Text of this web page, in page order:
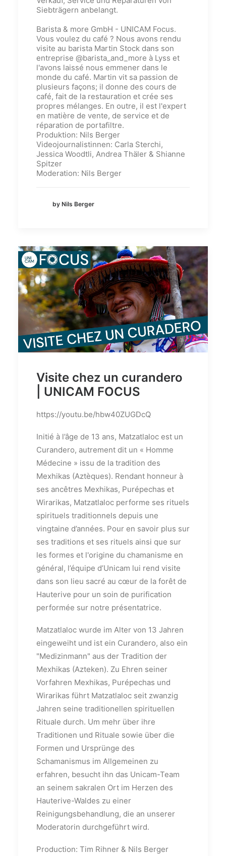
Siebträgern anbelangt.
Barista & more GmbH - UNICAM Focus.
Vous voulez du café ? Nous avons rendu
visite au barista Martin Stock dans son
entreprise @barista_and_more à Lyss et
l'avons laissé nous emmener dans le
monde du café. Martin vit sa passion de
plusieurs façons; il donne des cours de
café, fait de la restauration et crée ses
propres mélanges. En outre, il est l'expert
en matière de vente, de service et de
réparation de portafiltre.
Produktion: Nils Berger
Videojournalistinnen: Carla Sterchi,
Jessica Woodtli, Andrea Thäler & Shianne
Spitzer
Moderation: Nils Berger
by Nils Berger
Visite chez un curandero
| UNICAM FOCUS
https://youtu.be/hbw40ZUGDcQ
Initié à l’âge de 13 ans, Matzatlaloc est un
Curandero, autrement dit un « Homme
Médecine » issu de la tradition des
Mexhikas (Aztèques). Rendant honneur à
ses ancêtres Mexhikas, Purépechas et
Wirarikas, Matzatlaloc performe ses rituels
spirituels traditionnels depuis une
vingtaine d’années. Pour en savoir plus sur
ses traditions et ses rituels ainsi que sur
les formes et l'origine du chamanisme en
général, l’équipe d’Unicam lui rend visite
dans son lieu sacré au cœur de la forêt de
Hauterive pour un soin de purification
performée sur notre présentatrice.
Matzatlaloc wurde im Alter von 13 Jahren
eingeweiht und ist ein Curandero, also ein
"Medizinmann" aus der Tradition der
Mexhikas (Azteken). Zu Ehren seiner
Vorfahren Mexhikas, Purépechas und
Wirarikas führt Matzatlaloc seit zwanzig
Jahren seine traditionellen spirituellen
Rituale durch. Um mehr über ihre
Traditionen und Rituale sowie über die
Formen und Ursprünge des
Schamanismus im Allgemeinen zu
erfahren, besucht ihn das Unicam-Team
an seinem sakralen Ort im Herzen des
Hauterive-Waldes zu einer
Reinigungsbehandlung, die an unserer
Moderatorin durchgeführt wird.
Production: Tim Rihner & Nils Berger